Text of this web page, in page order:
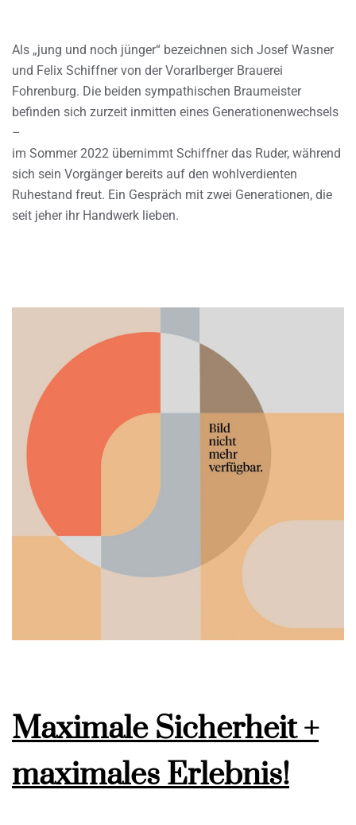
Als „jung und noch jünger“ bezeichnen sich Josef Wasner
und Felix Schiffner von der Vorarlberger Brauerei
Fohrenburg. Die beiden sympathischen Braumeister
befinden sich zurzeit inmitten eines Generationenwechsels
–
im Sommer 2022 übernimmt Schiffner das Ruder, während
sich sein Vorgänger bereits auf den wohlverdienten
Ruhestand freut. Ein Gespräch mit zwei Generationen, die
seit jeher ihr Handwerk lieben.
Maximale Sicherheit +
maximales Erlebnis!